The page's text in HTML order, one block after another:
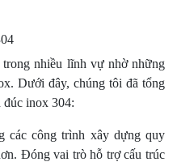
nhiều lĩnh vự nhờ những
Dưới đây, chúng tôi đã tổng
đúc inox 304:
các công trình xây dựng quy
Đóng vai trò hỗ trợ cấu trúc